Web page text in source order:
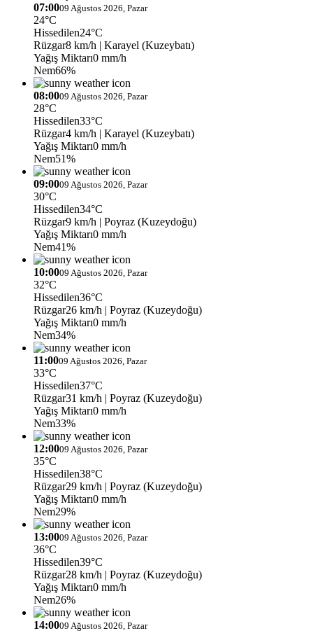
07:0009 Ağustos 2026, Pazar
24°C
Hissedilen24°C
Rüzgar8 km/h | Karayel (Kuzeybatı)
Yağış Miktarı0 mm/h
Nem66%
08:0009 Ağustos 2026, Pazar
28°C
Hissedilen33°C
Rüzgar4 km/h | Karayel (Kuzeybatı)
Yağış Miktarı0 mm/h
Nem51%
09:0009 Ağustos 2026, Pazar
30°C
Hissedilen34°C
Rüzgar9 km/h | Poyraz (Kuzeydoğu)
Yağış Miktarı0 mm/h
Nem41%
10:0009 Ağustos 2026, Pazar
32°C
Hissedilen36°C
Rüzgar26 km/h | Poyraz (Kuzeydoğu)
Yağış Miktarı0 mm/h
Nem34%
11:0009 Ağustos 2026, Pazar
33°C
Hissedilen37°C
Rüzgar31 km/h | Poyraz (Kuzeydoğu)
Yağış Miktarı0 mm/h
Nem33%
12:0009 Ağustos 2026, Pazar
35°C
Hissedilen38°C
Rüzgar29 km/h | Poyraz (Kuzeydoğu)
Yağış Miktarı0 mm/h
Nem29%
13:0009 Ağustos 2026, Pazar
36°C
Hissedilen39°C
Rüzgar28 km/h | Poyraz (Kuzeydoğu)
Yağış Miktarı0 mm/h
Nem26%
14:0009 Ağustos 2026, Pazar